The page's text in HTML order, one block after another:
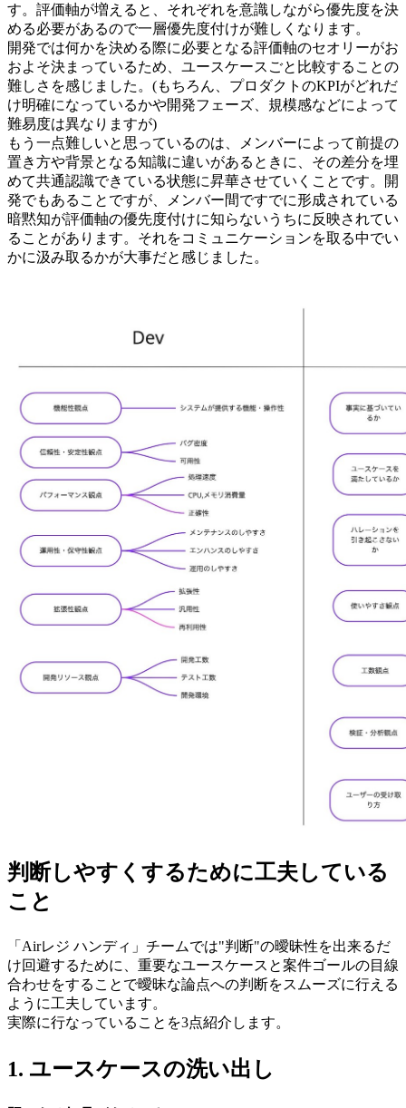
す。評価軸が増えると、それぞれを意識しながら優先度を決
める必要があるので一層優先度付けが難しくなります。
開発では何かを決める際に必要となる評価軸のセオリーがお
およそ決まっているため、ユースケースごと比較することの
難しさを感じました。(もちろん、プロダクトのKPIがどれだ
け明確になっているかや開発フェーズ、規模感などによって
難易度は異なりますが)
もう一点難しいと思っているのは、メンバーによって前提の
置き方や背景となる知識に違いがあるときに、その差分を埋
めて共通認識できている状態に昇華させていくことです。開
発でもあることですが、メンバー間ですでに形成されている
暗黙知が評価軸の優先度付けに知らないうちに反映されてい
ることがあります。それをコミュニケーションを取る中でい
かに汲み取るかが大事だと感じました。
判断しやすくするために工夫している
こと
「Airレジ ハンディ」チームでは"判断"の曖昧性を出来るだ
け回避するために、重要なユースケースと案件ゴールの目線
合わせをすることで曖昧な論点への判断をスムーズに行える
ように工夫しています。
実際に行なっていることを3点紹介します。
1. ユースケースの洗い出し